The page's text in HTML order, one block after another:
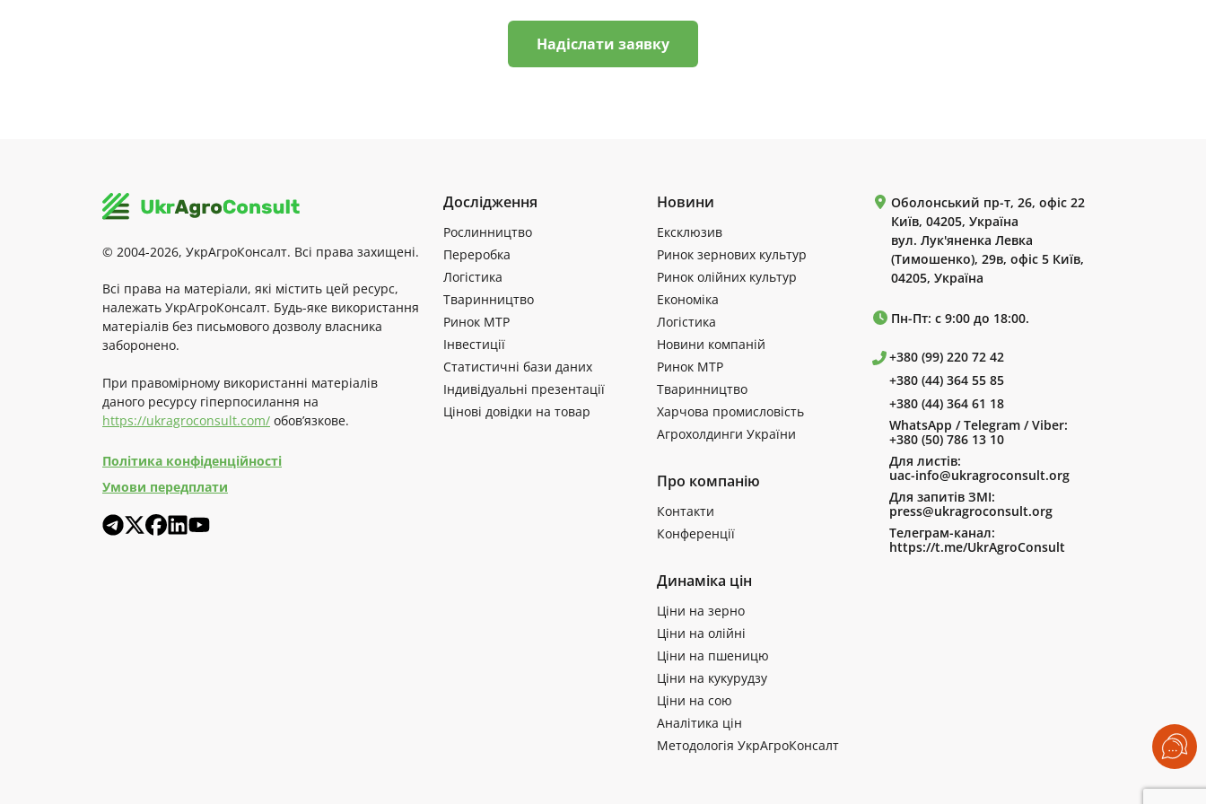
Надіслати заявку
© 2004-2026, УкрАгроКонсалт. Всі права захищені.
Всі права на матеріали, які містить цей ресурс,
належать УкрАгроКонсалт. Будь-яке використання
матеріалів без письмового дозволу власника
заборонено.
При правомірному використанні матеріалів
даного ресурсу гіперпосилання на
https://ukragroconsult.com/ обов’язкове.
Політика конфіденційності
Умови передплати
Дослідження
Рослинництво
Переробка
Логістика
Тваринництво
Ринок МТР
Інвестиції
Статистичні бази даних
Індивідуальні презентації
Цінові довідки на товар
Новини
Ексклюзив
Ринок зернових культур
Ринок олійних культур
Економіка
Логістика
Новини компаній
Ринок МТР
Тваринництво
Харчова промисловість
Агрохолдинги України
Про компанію
Контакти
Конференції
Динаміка цін
Ціни на зерно
Ціни на олійні
Ціни на пшеницю
Ціни на кукурудзу
Ціни на сою
Аналітика цін
Методологія УкрАгроКонсалт
Оболонський пр-т, 26, офіс 22
Київ, 04205, Україна
вул. Лук'яненка Левка
(Тимошенко), 29в, офіс 5 Київ,
04205, Україна
Пн-Пт: с 9:00 до 18:00.
+380 (99) 220 72 42
+380 (44) 364 55 85
+380 (44) 364 61 18
WhatsApp / Telegram / Viber:
+380 (50) 786 13 10
Для листів:
uac-info@ukragroconsult.org
Для запитів ЗМІ:
press@ukragroconsult.org
Телеграм-канал:
https://t.me/UkrAgroConsult